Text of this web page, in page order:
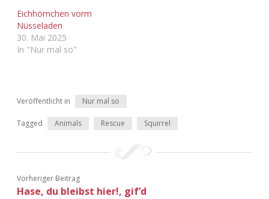
Eichhörnchen vorm
Nüsseladen
30. Mai 2025
In "Nur mal so"
Veröffentlicht in Nur mal so
Tagged Animals Rescue Squirrel
Vorheriger Beitrag
Hase, du bleibst hier!, gif’d